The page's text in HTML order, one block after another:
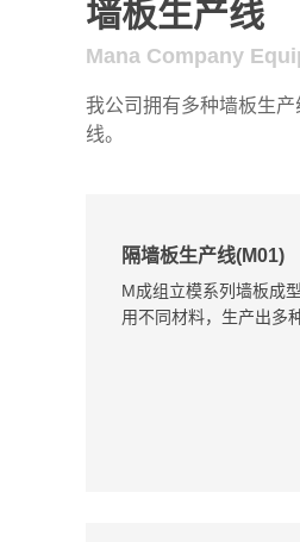
墙板生产线
Mana Company
我公司拥有多种墙板生
线。
隔墙板生产线(M01)
M成组立模系列墙板成
用不同材料，生产出多